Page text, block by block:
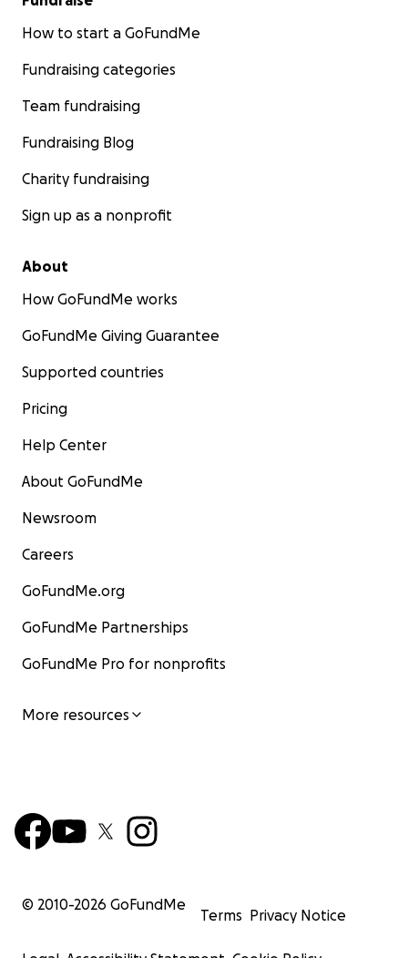
How to start a GoFundMe
Fundraising categories
Team fundraising
Fundraising Blog
Charity fundraising
Sign up as a nonprofit
About
How GoFundMe works
GoFundMe Giving Guarantee
Supported countries
Pricing
Help Center
About GoFundMe
Newsroom
Careers
GoFundMe.org
GoFundMe Partnerships
GoFundMe Pro for nonprofits
More resources
© 2010-2026 GoFundMe
Terms Privacy Notice